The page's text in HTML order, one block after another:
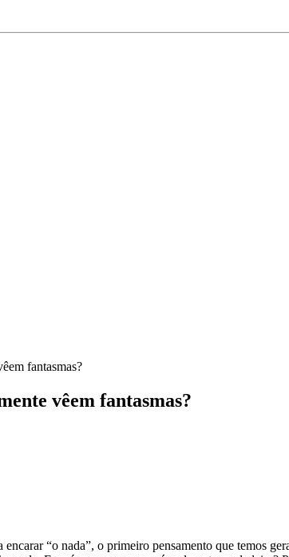
fantasmas?
vêem fantasmas?
encarar “o nada”, o primeiro pensamento que temos